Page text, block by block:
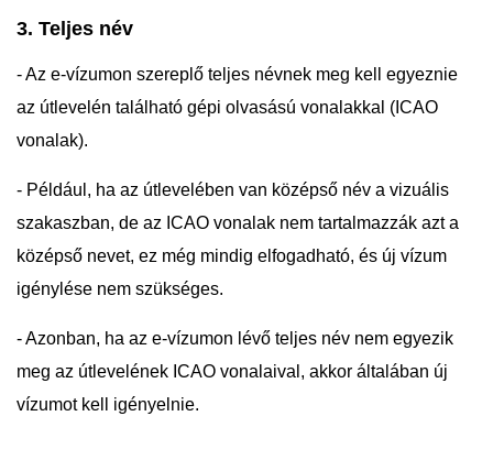
3. Teljes név
- Az e-vízumon szereplő teljes névnek meg kell egyeznie
az útlevelén található gépi olvasású vonalakkal (ICAO
vonalak).
- Például, ha az útlevelében van középső név a vizuális
szakaszban, de az ICAO vonalak nem tartalmazzák azt a
középső nevet, ez még mindig elfogadható, és új vízum
igénylése nem szükséges.
- Azonban, ha az e-vízumon lévő teljes név nem egyezik
meg az útlevelének ICAO vonalaival, akkor általában új
vízumot kell igényelnie.